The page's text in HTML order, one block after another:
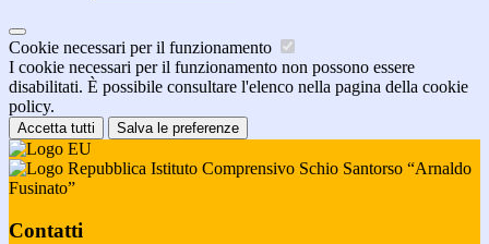
Cookie necessari per il funzionamento
I cookie necessari per il funzionamento non possono essere
disabilitati. È possibile consultare l'elenco nella pagina della cookie
policy.
Accetta tutti Salva le preferenze
Istituto Comprensivo Schio Santorso “Arnaldo
Fusinato”
Contatti